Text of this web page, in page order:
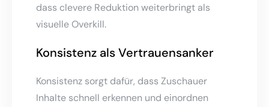
dass clevere Reduktion weiterbringt als
visuelle Overkill.
Konsistenz als Vertrauensanker
Konsistenz sorgt dafür, dass Zuschauer
Inhalte schnell erkennen und einordnen